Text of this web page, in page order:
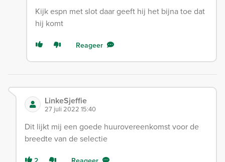
Kijk espn met slot daar geeft hij het bijna toe dat
hij komt
Reageer
LinkeSjeffie
27 juli 2022 15:40
Dit lijkt mij een goede huurovereenkomst voor de
breedte van de selectie